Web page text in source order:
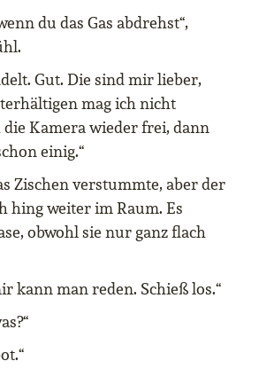
du das Gas abdrehst“,
Gut. Die sind mir lieber,
mag ich nicht
die Kamera wieder frei, dann
einig.“
Zischen verstummte, aber der
hing weiter im Raum. Es
obwohl sie nur ganz flach
kann man reden. Schieß los.“